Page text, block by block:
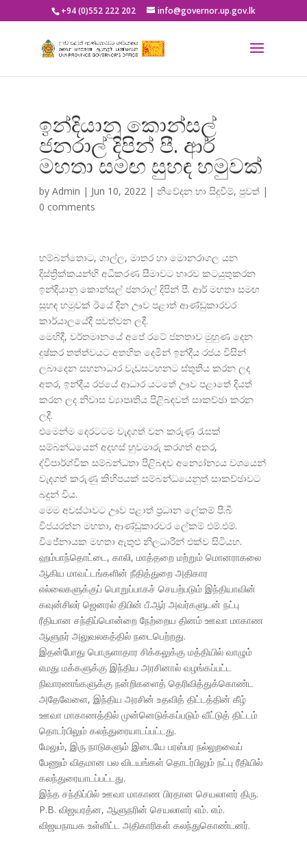
+94 (0)552 222 202 info@governor.up.gov.lk
ඉන්දියානු කොන්සල්
ජනරාල් දිපින් පී. ආර්
මහතා සමඟ සුහඳ හමුවක්
by Admin | Jun 10, 2022| නිවේදන හා සිදුවීම්, පුවත්|
0 comments
හම්බන්තොට, ගාල්ල, මාතර හා මොනරාගල යන
දිස්ත්රික්කයන්හි අධිකරණ සීමාවට භාරව කටයුතුකරන
ඉන්දියානු කොන්සල් ජනරාල් දිපින් පී. ආර් මහතා සමඟ
සුහඳ හමුවක් ඊයේ දින ඌව පළාත් ආණ්ඩුකාරවර
කාර්යාලයේදී පවත්වන ලදී.
මෙහිදී, වර්තමානයේ අපේ රටේ ජනතාව මුහුණ දෙන
දුෂ්කර තත්ත්වයට අතහිත දෙමින් ඉන්දීය රජය විසින්
ලබාදෙන සහනාධාර වැඩසටහනට ස්තූතිය කරන ලද
අතර, ඉන්දීය රජයේ ආධාර යටතේ ඌව පළාතේ දියත්
කරන ලද නිවාස ව්යාපෘතිය පිළිබඳවත් සාකච්ඡා කරන
ලදී.
එමෙන්ම දෙරටටම වැදගත් වන කරුණු රැසක්
සම්බන්ධයෙන් අදහස් හුවමාරු කරගත් අතර,
ද්විපාර්ශ්වික සම්බන්ධතා පිළිබඳව අන්යෝන්යය වශයෙන්
වැදගත් කරුණු කිහිපයක් සම්බන්ධයෙනුත් සාකච්ඡාවට
බදුන් විය.
මෙම අවස්ථාවට ඌව පළාත් ප්රධාන ලේකම් පී.බී
විජයරත්න මහතා, ආණ්ඩුකාරවර ලේකම් එම්.එම්.
විජේනායක මහතා ඇතුළු නිලධාරීන් එක්ව සිටියහ.
ஹம்பாந்தொட்டை, காலி, மாத்தறை மற்றும் மொனராகலை
ஆகிய மாவட்டங்களின் நீதித்துறை அதிகார
எல்லைகளுக்குப் பொறுப்பாகச் செயற்படும் இந்தியாவின்
கவுன்சிலர் ஜெனரல் திபின் பீ.ஆர் அவர்களுடன் நட்பு
ரீதியான சந்திப்பொன்றை நேற்றைய தினம் ஊவா மாகாண
ஆளுநர் அலுவலகத்தில் நடைபெற்றது.
இதன்போது பொருளாதார சிக்கலுக்கு மத்தியில் வாழும்
எமது மக்களுக்கு இந்திய அரசினால் வழங்கப்பட்ட
நிவாரணங்களுக்கு நன்றிகளைத் தெரிவித்துக்கொண்ட
அதேவேளை, இந்திய அரசின் உதவித் திட்டத்தின் கீழ்
ஊவா மாகாணத்தில் முன்னெடுக்கப்படும் வீட்டுத் திட்டம்
தொடர்பிலும் கலந்துரையாடப்பட்டது.
மேலும், இரு நாடுகளும் இடையே பரஸ்பர நல்லுறவைப்
பேணும் விதமான பல விடயங்கள் தொடர்பிலும் நட்பு ரீதியில்
கலந்துரையாடப்பட்டது.
இந்த சந்திப்பில் ஊவா மாகாண பிரதான செயலாளர் திரு.
P.B. விஜயரத்ன, ஆளுநரின் செயலாளர் எம். எம்.
விஜயநாயக உள்ளிட்ட அதிகாரிகள் கலந்துகொண்டனர்.